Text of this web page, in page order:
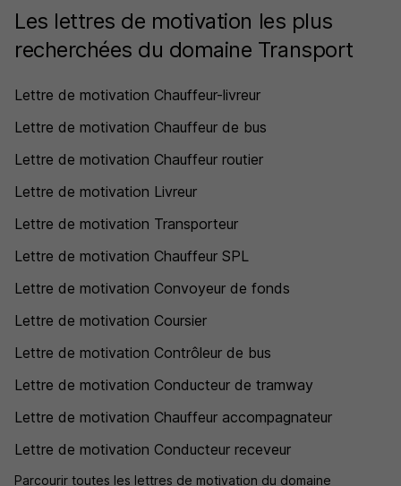
Les lettres de motivation les plus
recherchées du domaine Transport
Lettre de motivation Chauffeur-livreur
Lettre de motivation Chauffeur de bus
Lettre de motivation Chauffeur routier
Lettre de motivation Livreur
Lettre de motivation Transporteur
Lettre de motivation Chauffeur SPL
Lettre de motivation Convoyeur de fonds
Lettre de motivation Coursier
Lettre de motivation Contrôleur de bus
Lettre de motivation Conducteur de tramway
Lettre de motivation Chauffeur accompagnateur
Lettre de motivation Conducteur receveur
Parcourir toutes les lettres de motivation du domaine